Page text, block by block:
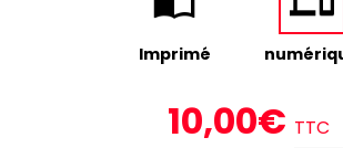
Imprimé
10,00€ TTC